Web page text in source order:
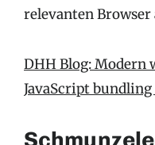
relevanten
DHH Blog: Modern
JavaScript